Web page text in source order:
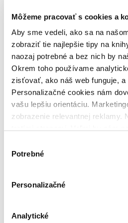
Môžeme pracovať s cookies a
Aby sme vedeli, ako sa na
zobraziť tie najlepšie tipy na
naozaj potrebné a bez nich by
Okrem toho používame
zisťovať, ako náš web funguje,
Personalizačné cookies nám
vašu lepšiu orientáciu.
zobrazenie relevantnej reklamy.
súhlasu
Potrebné
Personalizačné
Analytické
Brožovaná väzba
Poľština, 2025
posnažíme sa aj trochu rýchlejšie!